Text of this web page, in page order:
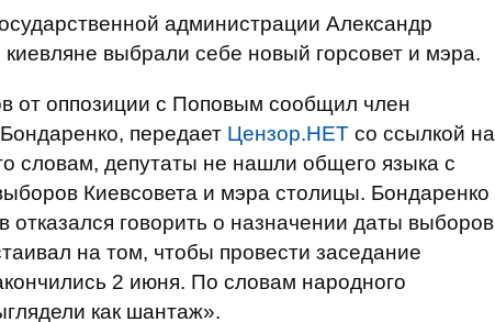
администрации Александр
выбрали себе новый горсовет и мэра.
от оппозиции с Поповым сообщил член
передает Цензор.НЕТ со ссылкой на
словам, депутаты не нашли общего языка с
Киевсовета и мэра столицы. Бондаренко
отказался говорить о назначении даты выборов
на том, чтобы провести заседание
2 июня. По словам народного
как шантаж».